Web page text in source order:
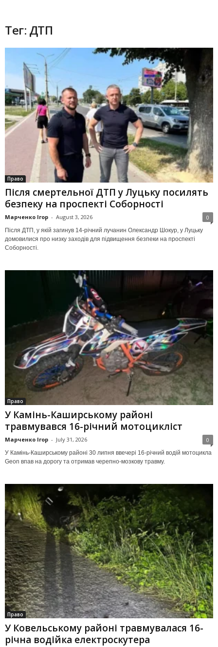
Тег: ДТП
Право
Після смертельної ДТП у Луцьку посилять
безпеку на проспекті Соборності
Марченко Ігор - August 3, 2026 0
Після ДТП, у якій загинув 14-річний лучанин Олександр Шокур, у Луцьку
домовилися про низку заходів для підвищення безпеки на проспекті
Соборності.
Право
У Камінь-Каширському районі
травмувався 16-річний мотоцикліст
Марченко Ігор - July 31, 2026 0
У Камінь-Каширському районі 30 липня ввечері 16-річний водій мотоцикла
Geon впав на дорогу та отримав черепно-мозкову травму.
Право
У Ковельському районі травмувалася 16-
річна водійка електроскутера